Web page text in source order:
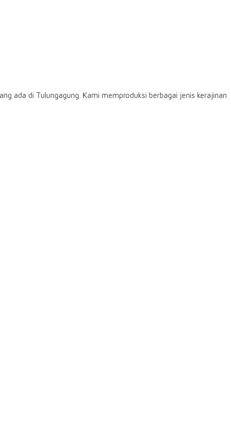
ada di Tulungagung. Kami memproduksi berbagai jenis kerajinan